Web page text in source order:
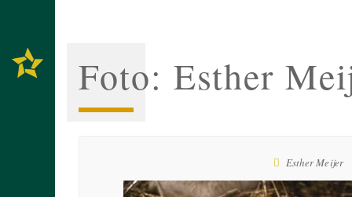
Foto: Esther
Esther Meijer